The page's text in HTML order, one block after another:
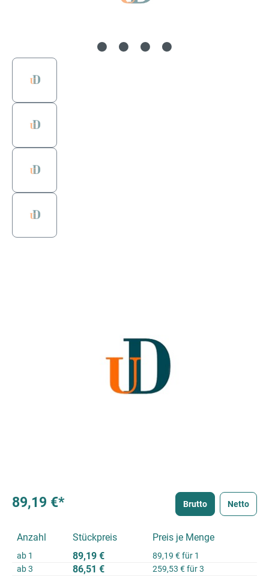
89,19 €* Brutto Netto
Anzahl Stückpreis Preis je Menge
ab 1 89,19 €
89,19 € für 1
ab3 86,51 €
259,53 € für 3